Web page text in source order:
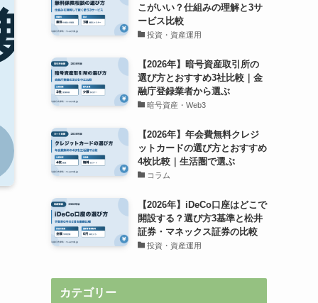
こがいい？仕組みの理解と3サ
ービス比較
投資・資産運用
【2026年】暗号資産取引所の
選び方とおすすめ3社比較｜金
融庁登録業者から選ぶ
暗号資産・Web3
【2026年】年会費無料クレジ
ットカードの選び方とおすすめ
4枚比較｜生活圏で選ぶ
コラム
【2026年】iDeCo口座はどこで
開設する？選び方3基準と松井
証券・マネックス証券の比較
投資・資産運用
カテゴリー